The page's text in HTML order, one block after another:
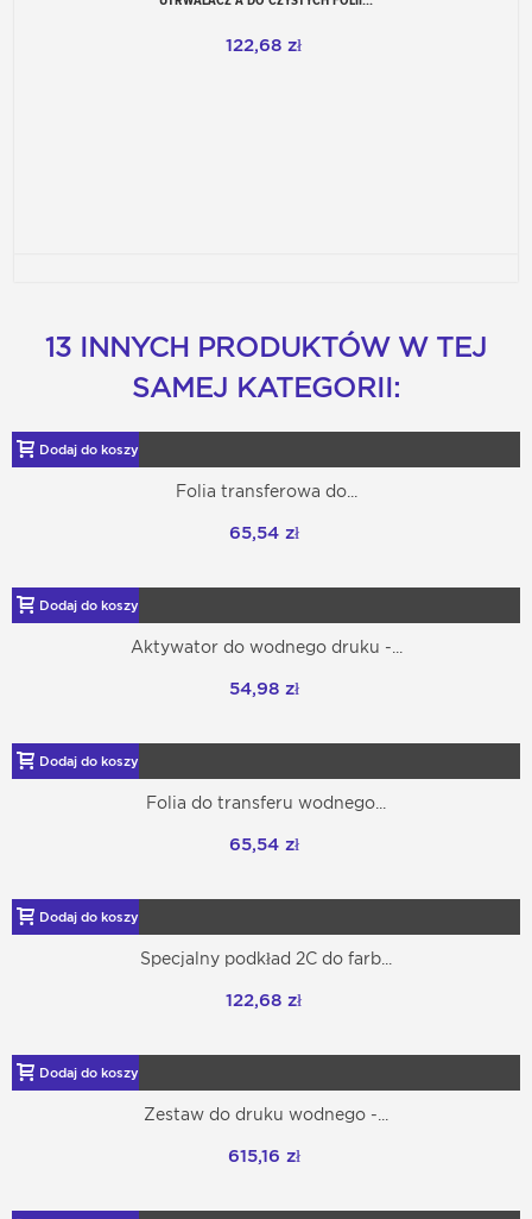
122,68 zł
13 INNYCH PRODUKTÓW W TEJ
SAMEJ KATEGORII:
Dodaj do koszyka
Folia transferowa do...
65,54 zł
Dodaj do koszyka
Aktywator do wodnego druku -...
54,98 zł
Dodaj do koszyka
Folia do transferu wodnego...
65,54 zł
Dodaj do koszyka
Specjalny podkład 2C do farb...
122,68 zł
Dodaj do koszyka
Zestaw do druku wodnego -...
615,16 zł